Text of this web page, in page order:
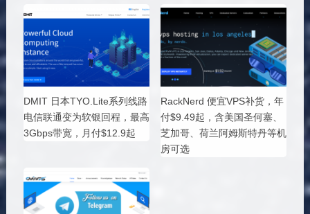
DMIT 日本TYO.Lite系列线路
电信联通变为软银回程，最高
3Gbps带宽，月付$12.9起
RackNerd 便宜VPS补货，年
付$9.49起，含美国圣何塞、
芝加哥、荷兰阿姆斯特丹等机
房可选